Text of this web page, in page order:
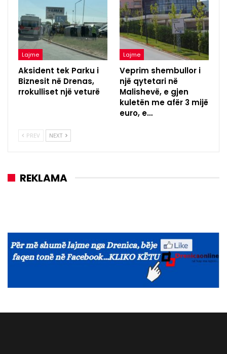
Lajme
Aksident tek Parku i
Biznesit në Drenas,
rrokulliset një veturë
Lajme
Veprim shembullor i
një qytetari në
Malishevë, e gjen
kuletën me afër 3 mijë
euro, e…
PREV NEXT
REKLAMA